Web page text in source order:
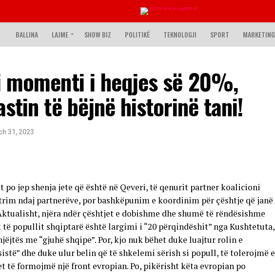
BALLINA LAJME SHOW BIZ POLITIKË TEKNOLOGJI SPORT MARKETING
momenti i heqjes së 20%,
të bëjnë historinë tani!
31, 2023
po jep shenja jete që është në Qeveri, të qenurit partner koalicioni
ndaj partnerëve, por bashkëpunim e koordinim për çështje që janë
njëra ndër çështjet e dobishme dhe shumë të rëndësishme
popullit shqiptarë është largimi i “20 përqindëshit” nga Kushtetuta,
me “gjuhë shqipe”. Por, kjo nuk bëhet duke luajtur rolin e
dhe duke ulur belin që të shkelemi sërish si popull, të tolerojmë e
të formojmë një front evropian. Po, pikërisht këta evropian po